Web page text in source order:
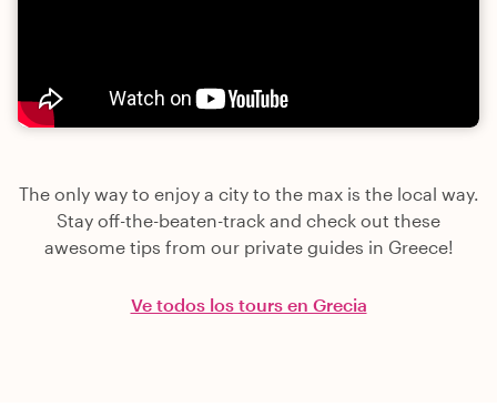
The only way to enjoy a city to the max is the local way.
Stay off-the-beaten-track and check out these
awesome tips from our private guides in Greece!
Ve todos los tours en Grecia